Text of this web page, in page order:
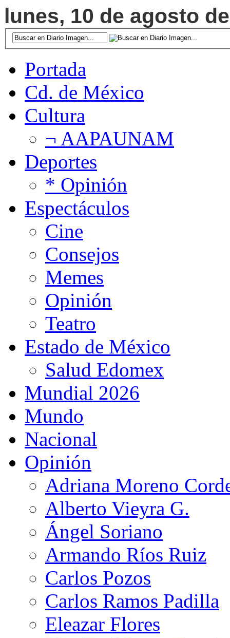
lunes, 10 de agosto
Portada
Cd. de México
Cultura
¬ AAPAUNAM
Deportes
* Opinión
Espectáculos
Cine
Consejos
Memes
Opinión
Teatro
Estado de México
Salud Edomex
Mundial 2026
Mundo
Nacional
Opinión
Adriana Moreno
Alberto Vieyra G.
Ángel Soriano
Armando Ríos Ruiz
Carlos Pozos
Carlos Ramos Padilla
Eleazar Flores